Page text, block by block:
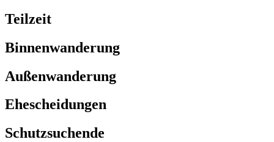
Teilzeit
Binnenwanderung
Außenwanderung
Ehescheidungen
Schutzsuchende